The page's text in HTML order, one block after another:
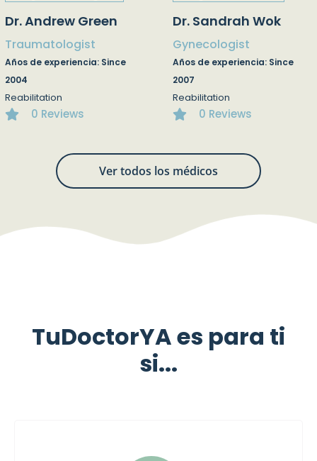
Dr. Andrew Green
Traumatologist
Años de experiencia: Since
2004
Reabilitation
0 Reviews
Dr. Sandrah Wok
Gynecologist
Años de experiencia: Since
2007
Reabilitation
0 Reviews
Ver todos los médicos
TuDoctorYA es para ti
si...